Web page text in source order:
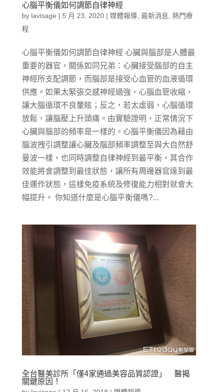
心腦平衡儀如何調節自律神經
by lavisage | 5 月 23, 2020| 媒體報導, 最新消息
熱門療
程
心腦平衡儀如何調節自律神經 心臟與腦部是人體最
重要的器官，關係如同兄弟：心臟接受腦部的自主
神經所支配調節，而腦部是接受心血管的血液循環
供應。如果太緊張交感神經過強，心腦血管收縮，
讓大腦循環不良暈眩；反之，若太虛弱，心腦循環
放鬆，讓腦壓上升頭痛。由實驗證明，正常情況下
心臟與腦部的頻率是一樣的。心腦平衡儀因為藉由
腦波拽引調整讓心臟及腦部頻率調整至與大自然舒
曼波一樣，也同時調整自律神經到最平衡，其合作
效能將會調整到最佳狀態，讓所有周邊器官達到最
佳運作狀態，這樣免疫系統及修復能力相對就會大
幅提升。 你知道什麼是心腦平衡儀嗎?...
全台醫美診所「僅4家通過美容品質認證」 醫揭
關鍵原因！